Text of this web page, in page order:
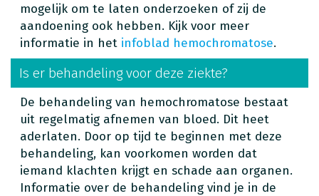
mogelijk om te laten onderzoeken of zij de
aandoening ook hebben. Kijk voor meer
informatie in het infoblad hemochromatose.
Is er behandeling voor deze ziekte?
De behandeling van hemochromatose bestaat
uit regelmatig afnemen van bloed. Dit heet
aderlaten. Door op tijd te beginnen met deze
behandeling, kan voorkomen worden dat
iemand klachten krijgt en schade aan organen.
Informatie over de behandeling vind je in de